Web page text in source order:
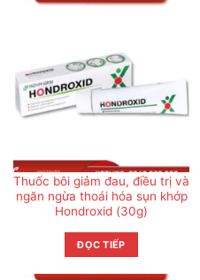
Thuốc bôi giảm đau, điều trị và
ngăn ngừa thoái hóa sụn khớp
Hondroxid (30g)
ĐỌC TIẾP